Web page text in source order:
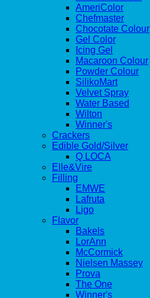
AmeriColor
Chefmaster
Chocotate Colour
Gel Color
Icing Gel
Macaroon Colour
Powder Colour
SilikoMart
Velvet Spray
Water Based
Wilton
Winner's
Crackers
Edible Gold/Silver
Q LOCA
Elle&Vire
Filling
EMWE
Lafruta
Ligo
Flavor
Bakels
LorAnn
McCormick
Nielsen Massey
Prova
The One
Winner's